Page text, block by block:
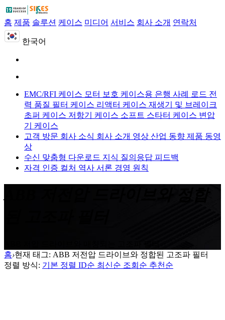
홈 제품 솔루션 케이스 미디어 서비스 회사 소개 연락처
한국어
EMC/RFI 케이스 모터 보호 케이스용 은행 사례 로드 전
력 품질 필터 케이스 리액터 케이스 재생기 및 브레이크
초퍼 케이스 저항기 케이스 소프트 스타터 케이스 변압
기 케이스
고객 방문 회사 소식 회사 소개 영상 산업 동향 제품 동영
상
수신 맞춤형 다운로드 지식 질의응답 피드백
자격 인증 컬처 역사 서론 경영 원칙
홈›현재 태그: ABB 저전압 드라이브와 정합된 고조파 필터
정렬 방식: 기본 정렬 ID순 최신순 조회순 추천순